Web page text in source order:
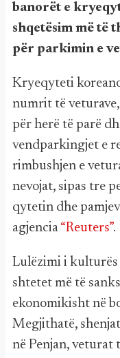
banorët e
shqetësim më të
për parkimin e
Kryeqyteti
numrit të
për herë të parë
vendparkingjet e
rimbushjen e
nevojat, sipas tre
qytetin dhe
agjencia “Reuters”.
Lulëzimi i kulturës
shtetet më të
ekonomikisht në
Megjithatë,
në Penjan, veturat